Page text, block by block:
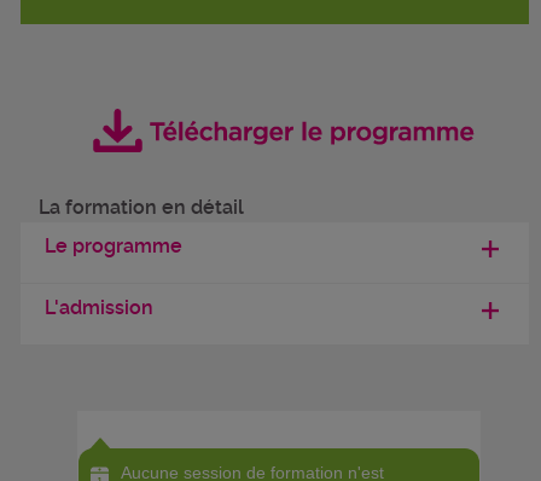
La formation en détail
Le programme
L'admission
Aucune session de formation n'est